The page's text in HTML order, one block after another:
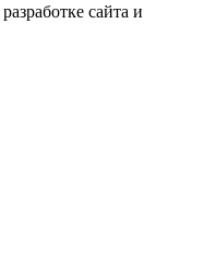
сайта и